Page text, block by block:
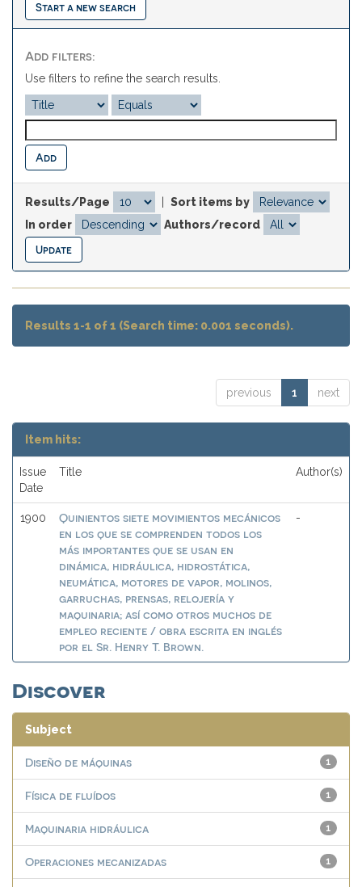
Start a new search
Add filters:
Use filters to refine the search results.
Results/Page
Sort items by
In order
Authors/record
Results 1-1 of 1 (Search time: 0.001 seconds).
previous 1 next
Item hits:
Issue
Date
Title Author(s)
1900
Quinientos siete movimientos mecánicos
en los que se comprenden todos los
más importantes que se usan en
dinámica, hidráulica, hidrostática,
neumática, motores de vapor, molinos,
garruchas, prensas, relojería y
maquinaria; así como otros muchos de
empleo reciente / obra escrita en inglés
por el Sr. Henry T. Brown.
-
Discover
Subject
1
Diseño de máquinas
1
Física de fluídos
1
Maquinaria hidráulica
1
Operaciones mecanizadas